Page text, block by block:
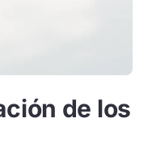
de los